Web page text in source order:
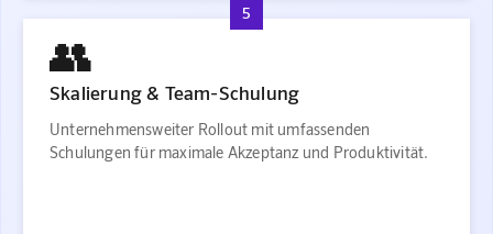
5
👥
Skalierung & Team-Schulung
Unternehmensweiter Rollout mit umfassenden
Schulungen für maximale Akzeptanz und Produktivität.